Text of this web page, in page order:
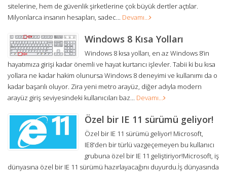
sitelerine, hem de güvenlik şirketlerine çok büyük dertler açtılar.
Milyonlarca insanın hesapları, sadec... Devamı...
Windows 8 Kısa Yolları
Windows 8 kısa yolları, en az Windows 8’in
hayatımıza girişi kadar önemli ve hayat kurtarıcı işlevler. Tabii ki bu kısa
yollara ne kadar hakim olunursa Windows 8 deneyimi ve kullanımı da o
kadar başarılı oluyor. Zira yeni metro arayüz, diğer adıyla modern
arayüz giriş seviyesindeki kullanıcıları baz... Devamı...
Özel bir IE 11 sürümü geliyor!
Özel bir IE 11 sürümü geliyor! Microsoft,
IE8'den bir türlü vazgeçemeyen bu kullanıcı
grubuna özel bir IE 11 geliştiriyor!Microsoft, iş
dünyasına özel bir IE 11 sürümü hazırlayacağını duyurdu.İş dünyasında